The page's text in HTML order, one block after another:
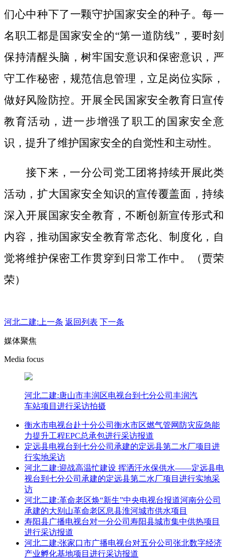
们心中种下了一颗守护国家安全的种子。每一
名职工都是国家安全的“第一道防线”，要时刻
保持清醒头脑，树牢国安意识和保密意识，严
守工作秘密，规范信息管理，立足岗位实际，
做好风险防控。开展全民国家安全教育日宣传
教育活动，进一步增强了职工的国家安全意
识，提升了维护国家安全的自觉性和主动性。
接下来，一分公司党工团将持续开展此类
活动，扩大国家安全知识的宣传覆盖面，持续
深入开展国家安全教育，不断创新宣传形式和
内容，推动国家安全教育常态化、制度化，自
觉将维护保密工作贯穿到日常工作中。（贾荣
荣）
河北二建: 上一条 返回列表 下一条
媒体聚焦
Media focus
河北二建:唐山市丰润区电视台到七分公司丰润汽
车站项目进行采访拍摄
衡水市电视台赴十分公司衡水市区燃气管网防灾应急能
力提升工程EPC总承包进行采访报道
定远县电视台到七分公司承建的定远县第二水厂项目进
行实地采访
河北二建:迎战高温忙建设 挥洒汗水保供水——定远县电
视台到七分公司承建的定远县第二水厂项目进行实地采
访
河北二建:革命老区焕“新生”中央电视台报道河南分公司
承建的大别山革命老区息县淮河城市供水项目
寿阳县广播电视台对一分公司寿阳县城市集中供热项目
进行采访报道
河北二建:张家口市广播电视台对五分公司张北数字经济
产业孵化基地项目进行采访报道